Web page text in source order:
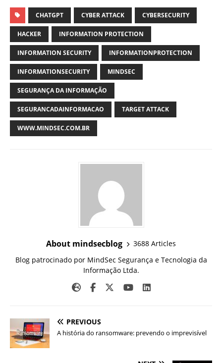
CHATGPT CYBER ATTACK CYBERSECURITY
HACKER INFORMATION PROTECTION
INFORMATION SECURITY INFORMATIONPROTECTION
INFORMATIONSECURITY MINDSEC
SEGURANÇA DA INFORMAÇÃO
SEGURANCADAINFORMACAO TARGET ATTACK
WWW.MINDSEC.COM.BR
About mindsecblog
3688 Articles
Blog patrocinado por MindSec Segurança e Tecnologia da
Informação Ltda.
PREVIOUS
A história do ransomware: prevendo o imprevisível